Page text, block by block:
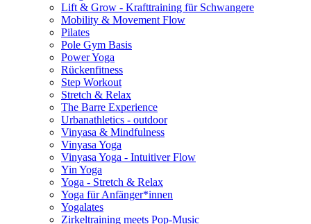
Lift & Grow - Krafttraining für Schwangere
Mobility & Movement Flow
Pilates
Pole Gym Basis
Power Yoga
Rückenfitness
Step Workout
Stretch & Relax
The Barre Experience
Urbanathletics - outdoor
Vinyasa & Mindfulness
Vinyasa Yoga
Vinyasa Yoga - Intuitiver Flow
Yin Yoga
Yoga - Stretch & Relax
Yoga für Anfänger*innen
Yogalates
Zirkeltraining meets Pop-Music